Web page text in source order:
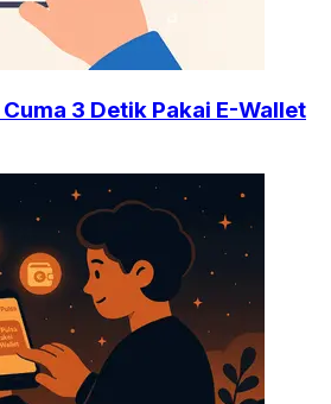
3 Detik Pakai E-Wallet